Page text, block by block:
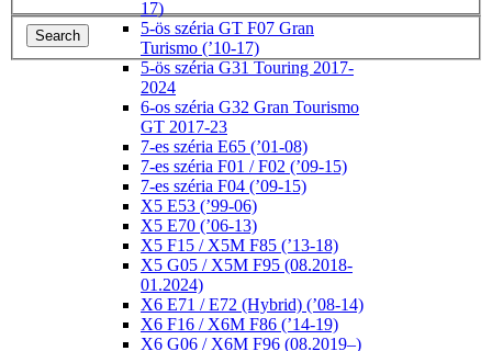
Search
17)
5-ös széria GT F07 Gran
Turismo (’10-17)
5-ös széria G31 Touring 2017-
2024
6-os széria G32 Gran Tourismo
GT 2017-23
7-es széria E65 (’01-08)
7-es széria F01 / F02 (’09-15)
7-es széria F04 (’09-15)
X5 E53 (’99-06)
X5 E70 (’06-13)
X5 F15 / X5M F85 (’13-18)
X5 G05 / X5M F95 (08.2018-
01.2024)
X6 E71 / E72 (Hybrid) (’08-14)
X6 F16 / X6M F86 (’14-19)
X6 G06 / X6M F96 (08.2019–)